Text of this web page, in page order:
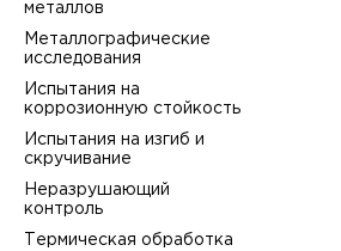
металлов
Металлографические
исследования
Испытания на
коррозионную стойкость
Испытания на изгиб и
скручивание
Неразрушающий
контроль
Термическая обработка